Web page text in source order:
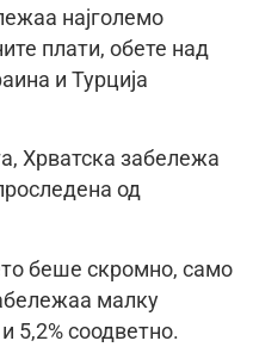
најголемо
плати, обете над
и Турција
Хрватска забележа
од
беше скромно, само
малку
5,2% соодветно.